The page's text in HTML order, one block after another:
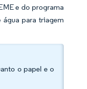
e do programa
para triagem
o papel e o